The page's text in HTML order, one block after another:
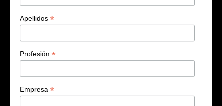
Apellidos *
Profesión *
Empresa *